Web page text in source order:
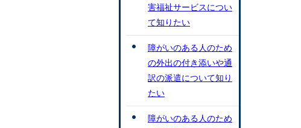
害福祉サービスについ
て知りたい
障がいのある人のため
の外出の付き添いや通
訳の派遣について知り
たい
障がいのある人のため